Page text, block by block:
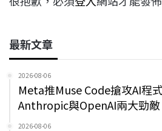
最新文章
2026-08-06
Meta推Muse Code搶攻AI程
Anthropic與OpenAI兩大勁敵
2026-08-06